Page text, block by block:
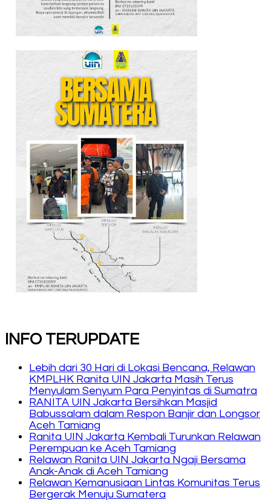
INFO TERUPDATE
Lebih dari 30 Hari di Lokasi Bencana, Relawan
KMPLHK Ranita UIN Jakarta Masih Terus
Menyulam Senyum Para Penyintas di Sumatra
RANITA UIN Jakarta Bersihkan Masjid
Babussalam dalam Respon Banjir dan Longsor
Aceh Tamiang
Ranita UIN Jakarta Kembali Turunkan Relawan
Perempuan ke Aceh Tamiang
Relawan Ranita UIN Jakarta Ngaji Bersama
Anak-Anak di Aceh Tamiang
Relawan Kemanusiaan Lintas Komunitas Terus
Bergerak Menuju Sumatera